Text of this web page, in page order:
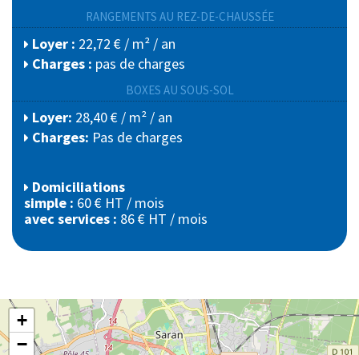
RANGEMENTS AU REZ-DE-CHAUSSÉE
Loyer : 22,72 € / m² / an
Charges : pas de charges
BOXES AU SOUS-SOL
Loyer: 28,40 € / m² / an
Charges: Pas de charges
Domiciliations
simple : 60 € HT / mois
avec services : 86 € HT / mois
+
−